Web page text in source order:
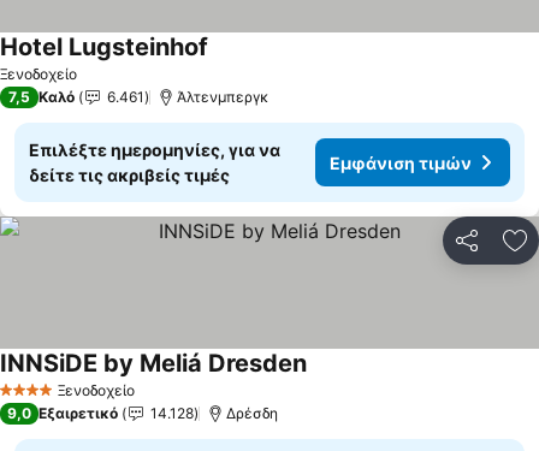
Ξενοδοχείο
Hotel Lugsteinhof
7,5 Καλό 6.461 Άλτενμπεργκ
Επιλέξτε ημερομηνίες, για να
δείτε τις ακριβείς τιμές
Εμφάνιση τιμών
4 ΑστέριαΞενοδοχείο
INNSiDE by Meliá Dresden
9,0 Εξαιρετικό 14.128 Δρέσδη